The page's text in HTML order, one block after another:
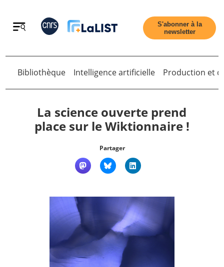
Retour
Qui sommes nous ?
Nous suivre
S'abonner à la
newsletter
Retour
Bibliothèque Intelligence artificielle Production et
La science ouverte prend
place sur le Wiktionnaire !
Partager